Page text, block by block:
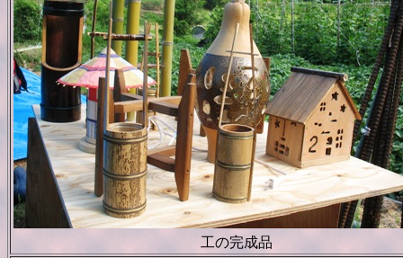
工の完成品